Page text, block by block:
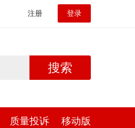
注册 登录
搜索
质量投诉 移动版